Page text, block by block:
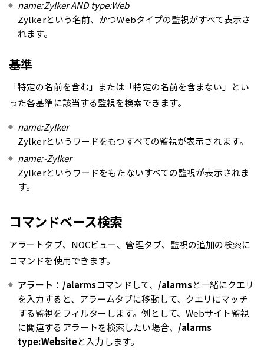
name:Zylker AND type:Web
Zylkerという名前、かつWebタイプの監視がすべて表示さ
れます。
基準
「特定の名前を含む」または「特定の名前を含まない」とい
った各基準に該当する監視を検索できます。
name:Zylker
Zylkerというワードをもつすべての監視が表示されます。
name:-Zylker
Zylkerというワードをもたないすべての監視が表示されま
す。
コマンドベース検索
アラートタブ、NOCビュー、管理タブ、監視の追加の検索に
コマンドを使用できます。
アラート ： /alarmsコマンドして、 /alarmsと一緒にクエリ
を入力すると、アラームタブに移動して、クエリにマッチ
する監視をフィルターします。例として、Webサイト監視
に関連するアラートを検索したい場合、 /alarms
type:Websiteと入力します。